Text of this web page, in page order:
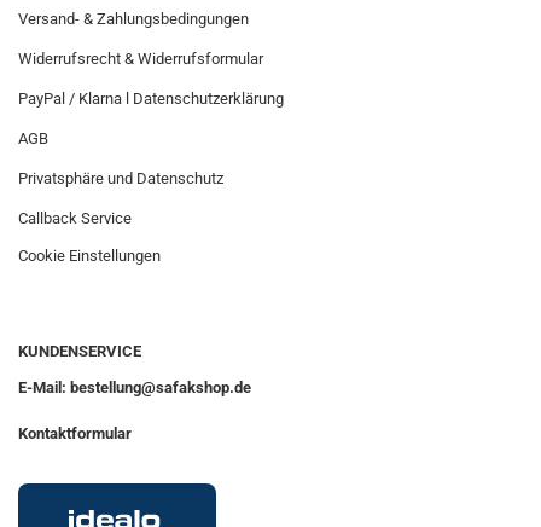
Versand- & Zahlungsbedingungen
Widerrufsrecht & Widerrufsformular
PayPal / Klarna l Datenschutzerklärung
AGB
Privatsphäre und Datenschutz
Callback Service
Cookie Einstellungen
KUNDENSERVICE
E-Mail: bestellung@safakshop.de
Kontaktformular